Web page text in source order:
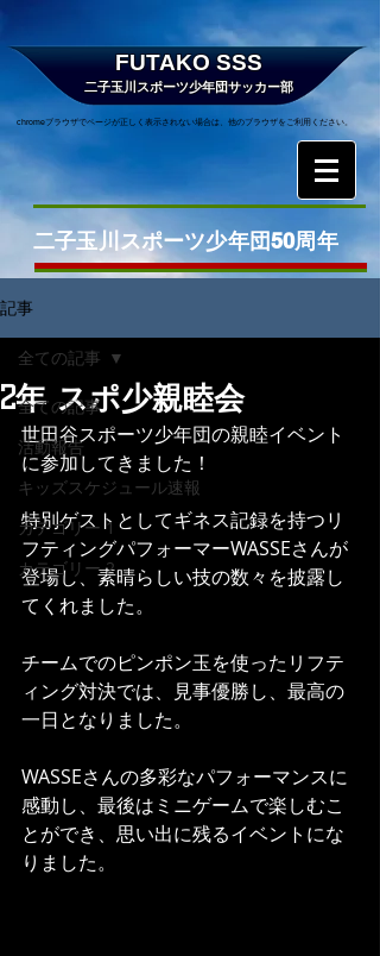
FUTAKO SSS
二子玉川スポーツ少年団サッカー部
chromeブラウザでページが正しく表示されない場合は、他のブラウザをご利用ください。
二子玉川スポーツ少年団50周年
記事
全ての記事
活動報告
キッズスケジュール速報
カテゴリー 1
カテゴリー 2
全ての記事
2年 スポ少親睦会
世田谷スポーツ少年団の親睦イベント
に参加してきました！
特別ゲストとしてギネス記録を持つリ
フティングパフォーマーWASSEさんが
登場し、素晴らしい技の数々を披露し
てくれました。
チームでのピンポン玉を使ったリフテ
ィング対決では、見事優勝し、最高の
一日となりました。
WASSEさんの多彩なパフォーマンスに
感動し、最後はミニゲームで楽しむこ
とができ、思い出に残るイベントにな
りました。